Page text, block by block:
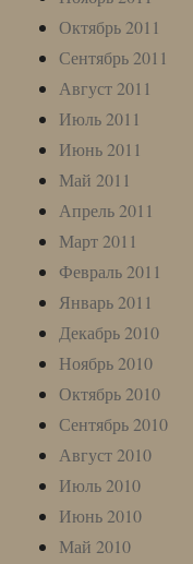
Октябрь 2011
Сентябрь 2011
Август 2011
Июль 2011
Июнь 2011
Май 2011
Апрель 2011
Март 2011
Февраль 2011
Январь 2011
Декабрь 2010
Ноябрь 2010
Октябрь 2010
Сентябрь 2010
Август 2010
Июль 2010
Июнь 2010
Май 2010